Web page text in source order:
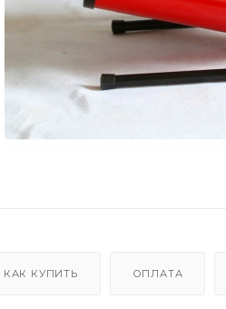
КАК КУПИТЬ ОПЛАТА